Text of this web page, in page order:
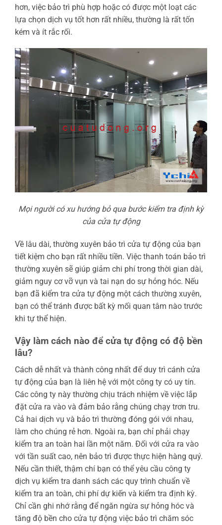
hơn, việc bảo trì phù hợp hoặc có được một loạt các
lựa chọn dịch vụ tốt hơn rất nhiều, thường là rất tốn
kém và ít rắc rối.
Mọi người có xu hướng bỏ qua bước kiểm tra định kỳ
của cửa tự động
Về lâu dài, thường xuyên bảo trì cửa tự động của bạn
tiết kiệm cho bạn rất nhiều tiền. Việc thanh toán bảo trì
thường xuyên sẽ giúp giảm chi phí trong thời gian dài,
giảm nguy cơ vỡ vụn và tai nạn do sự hỏng hóc. Nếu
bạn đã kiểm tra cửa tự động một cách thường xuyên,
bạn có thể tránh được bất kỳ mối quan tâm nào trước
khi tự thể hiện.
Vậy làm cách nào để cửa tự động có độ bền
lâu?
Cách dễ nhất và thành công nhất để duy trì cánh cửa
tự động của bạn là liên hệ với một công ty có uy tín.
Các công ty này thường chịu trách nhiệm về việc lắp
đặt cửa ra vào và đảm bảo rằng chúng chạy trơn tru.
Cả hai dịch vụ và bảo trì thường đóng gói với nhau,
làm cho chúng rẻ hơn. Ngoài ra, bạn chỉ phải chạy
kiểm tra an toàn hai lần một năm. Đối với cửa ra vào
với tần suất cao, nên bảo trì được thực hiện hàng quý.
Nếu cần thiết, thậm chí bạn có thể yêu cầu công ty
dịch vụ kiểm tra danh sách các quy trình chuẩn về
kiểm tra an toàn, chi phí dự kiến ​​và kiểm tra định kỳ.
Chỉ cần ghi nhớ rằng để ngăn ngừa sự hỏng hóc và
tăng độ bền cho cửa tự động việc bảo trì chăm sóc